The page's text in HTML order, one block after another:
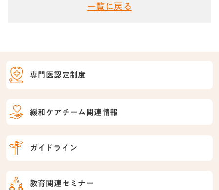
専門医認定制度
緩和ケアチーム関連情報
ガイドライン
教育関連セミナー
一覧に戻る